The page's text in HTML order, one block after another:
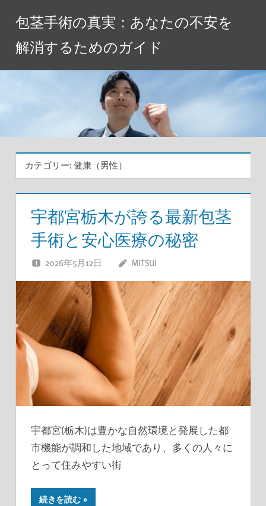
包茎手術の真実：あなたの不安を
解消するためのガイド
カテゴリー: 健康（男性）
宇都宮栃木が誇る最新包茎
手術と安心医療の秘密
2026年5月12日 MITSUI
宇都宮(栃木)は豊かな自然環境と発展した都
市機能が調和した地域であり、多くの人々に
とって住みやすい街
続きを読む